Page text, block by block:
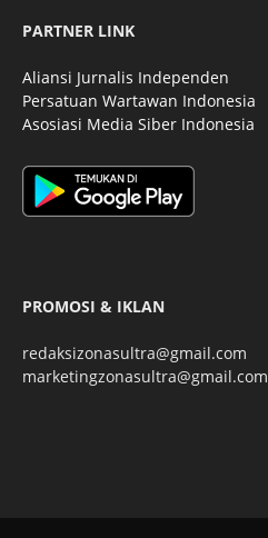
PARTNER LINK
Aliansi Jurnalis Independen
Persatuan Wartawan Indonesia
Asosiasi Media Siber Indonesia
PROMOSI & IKLAN
redaksizonasultra@gmail.com
marketingzonasultra@gmail.com